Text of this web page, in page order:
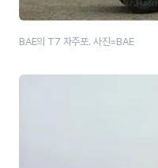
BAE의 T7 자주포. 사진=BAE